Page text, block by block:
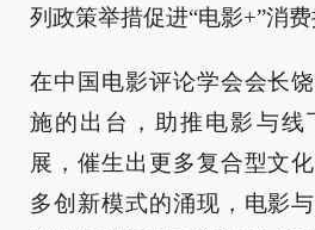
列政策举措促进“电影+”消费
在中国电影评论学会会长
施的出台，助推电影与线
展，催生出更多复合型文
多创新模式的涌现，电影